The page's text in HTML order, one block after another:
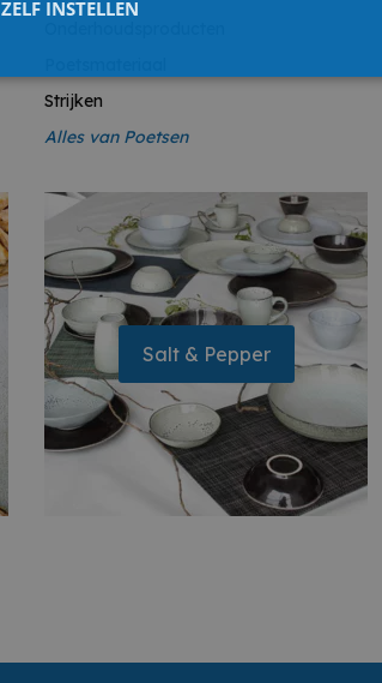
Strijken
Alles van Poetsen
Salt & Pepper
ZELF INSTELLEN